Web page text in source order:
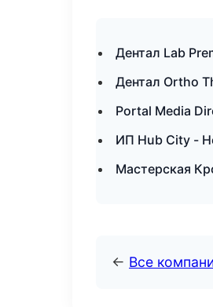
Дентал Lab
Дентал Ortho
Portal Media
ИП Hub City -
Мастерская
← Все